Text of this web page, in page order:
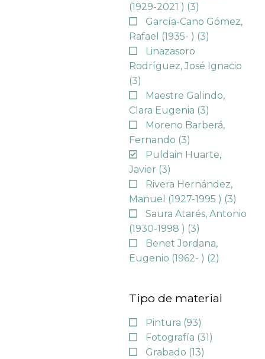
(1929-2021 ) (3)
García-Cano Gómez,
Rafael (1935- ) (3)
Linazasoro
Rodríguez, José Ignacio
(3)
Maestre Galindo,
Clara Eugenia (3)
Moreno Barberá,
Fernando (3)
Puldain Huarte,
Javier (3)
Rivera Hernández,
Manuel (1927-1995 ) (3)
Saura Atarés, Antonio
(1930-1998 ) (3)
Benet Jordana,
Eugenio (1962- ) (2)
Tipo de material
Pintura (93)
Fotografía (31)
Grabado (13)